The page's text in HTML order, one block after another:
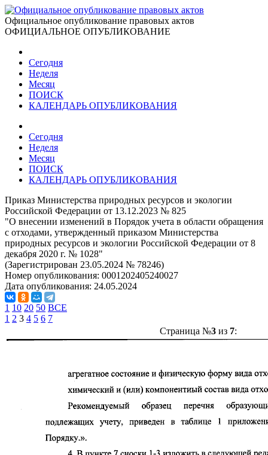
Официальное опубликование правовых актов
ОФИЦИАЛЬНОЕ ОПУБЛИКОВАНИЕ
Сегодня
Неделя
Месяц
ПОИСК
КАЛЕНДАРЬ ОПУБЛИКОВАНИЯ
Сегодня
Неделя
Месяц
ПОИСК
КАЛЕНДАРЬ ОПУБЛИКОВАНИЯ
Приказ Министерства природных ресурсов и экологии
Российской Федерации от 13.12.2023 № 825
"О внесении изменений в Порядок учета в области обращения
с отходами, утвержденный приказом Министерства
природных ресурсов и экологии Российской Федерации от 8
декабря 2020 г. № 1028"
(Зарегистрирован 23.05.2024 № 78246)
Номер опубликования: 0001202405240027
Дата опубликования: 24.05.2024
1 10 20 50 ВСЕ
1 2 3 4 5 6 7
Страница №3из 7: